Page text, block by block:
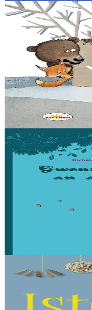
6 ans et plus
Sav-heol
La moufle
Par une journée de
moufle en laine rouge
l’intérieur....
En stock
12,00 €
Voir
Acheter
5 ans et plus
Sav-heol
Les deniers de
Compère Lapin n’a
terre, réussit à
demander deux à la
TES
Petites histoires